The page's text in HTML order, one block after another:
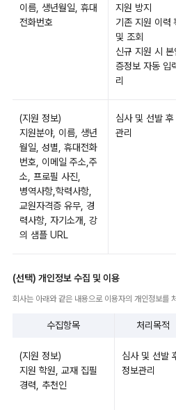
이름, 생년월일, 휴대
전화번호
지원 방지
기존 지원 이력
및 조회
신규 지원 시 본
증정보 자동 입
리
(지원 정보)
지원분야, 이름, 생년
월일, 성별, 휴대전화
번호, 이메일 주소,주
소, 프로필 사진,
병역사항,학력사항,
교원자격증 유무, 경
력사항, 자기소개, 강
의 샘플 URL
심사 및 선발
관리
(선택) 개인정보 수집 및 이용
회사는 아래와 같은 내용으로 이용자의 개인정보를
수집항목 처리목적
(지원 정보)
지원 학원, 교재 집필
경력, 추천인
심사 및 선발
정보관리